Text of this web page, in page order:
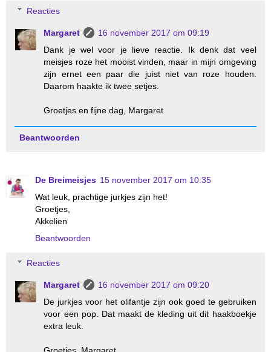
Reacties
Margaret
16 november 2017 om 09:19
Dank je wel voor je lieve reactie. Ik denk dat veel
meisjes roze het mooist vinden, maar in mijn omgeving
zijn ernet een paar die juist niet van roze houden.
Daarom haakte ik twee setjes.
Groetjes en fijne dag, Margaret
Beantwoorden
De Breimeisjes 15 november 2017 om 10:35
Wat leuk, prachtige jurkjes zijn het!
Groetjes,
Akkelien
Beantwoorden
Reacties
Margaret
16 november 2017 om 09:20
De jurkjes voor het olifantje zijn ook goed te gebruiken
voor een pop. Dat maakt de kleding uit dit haakboekje
extra leuk.